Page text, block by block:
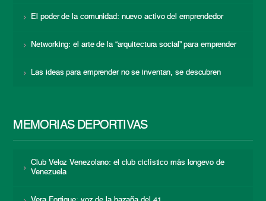
El poder de la comunidad: nuevo activo del emprendedor
Networking: el arte de la “arquitectura social” para emprender
Las ideas para emprender no se inventan, se descubren
MEMORIAS DEPORTIVAS
Club Veloz Venezolano: el club ciclístico más longevo de
Venezuela